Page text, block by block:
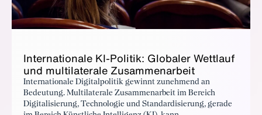
In­ter­na­tionale KI-Poli­tik: Glob­aler Wet­t­lauf
und mul­ti­lat­erale Zusam­me­nar­beit
Internationale Digitalpolitik gewinnt zunehmend an
Bedeutung. Multilaterale Zusammenarbeit im Bereich
Digitalisierung, Technologie und Standardisierung, gerade